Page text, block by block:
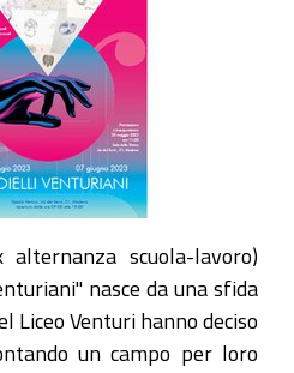
alternanza scuola-lavoro)
nasce da una sfida
Liceo Venturi hanno deciso
un campo per loro